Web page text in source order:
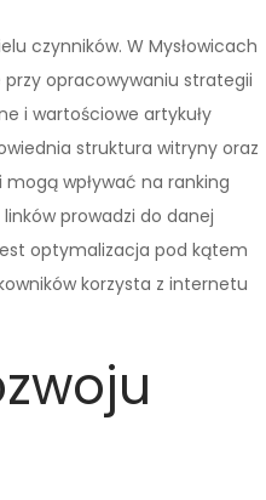
czynników. W Mysłowicach
opracowywaniu strategii
i wartościowe artykuły
struktura witryny oraz
wpływać na ranking
prowadzi do danej
optymalizacja pod kątem
korzysta z internetu